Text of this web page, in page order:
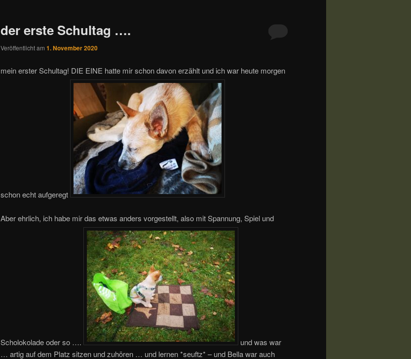
der erste Schultag ….
Veröffentlicht am 1. November 2020
mein erster Schultag! DIE EINE hatte mir schon davon erzählt und ich war heute morgen
schon echt aufgeregt
Aber ehrlich, ich habe mir das etwas anders vorgestellt, also mit Spannung, Spiel und
Scholokolade oder so ….
und was war
… artig auf dem Platz sitzen und zuhören … und lernen *seuftz* – und Bella war auch